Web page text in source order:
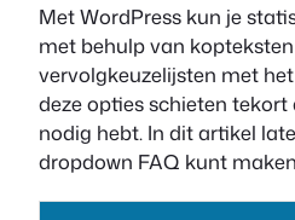
Met WordPress kun je
met behulp van
vervolgkeuzelijsten met
deze opties schieten
nodig hebt. In dit artikel
dropdown FAQ kunt